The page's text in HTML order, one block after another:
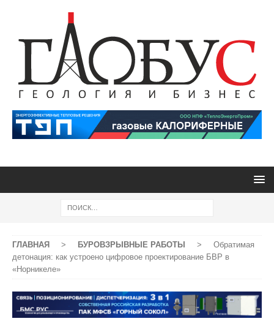
ГЛАВНАЯ > БУРОВЗРЫВНЫЕ РАБОТЫ >
Обратимая
детонация: как устроено цифровое проектирование БВР в
«Норникеле»